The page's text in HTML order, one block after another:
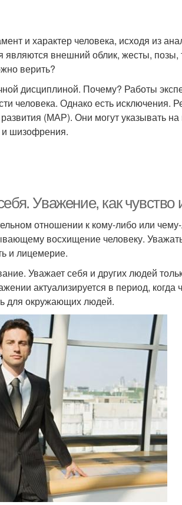
и характер человека, исходя из
внешний облик, жесты, позы,
верить?
дисциплиной. Почему? Работы
человека. Однако есть исключения.
(МАР). Они могут указывать на
и шизофрения.
Уважение, как чувство
отношении к кому-либо или
восхищение человеку.
и лицемерие.
Уважает себя и других людей
актуализируется в период, когда
для окружающих людей.